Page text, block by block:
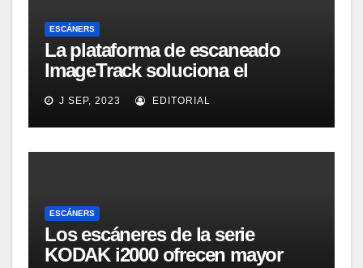
ESCÁNERS
La plataforma de escaneado
ImageTrack soluciona el
problema de costes y cuello de
botella de los laboratorios
LabOne
J SEP, 2023 EDITORIAL
ESCÁNERS
Los escáneres de la serie
KODAK i2000 ofrecen mayor